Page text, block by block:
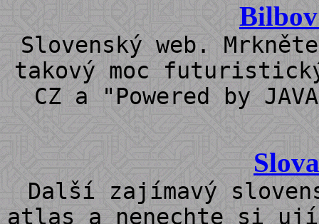
Slovenský web.
takový moc
CZ a "Powered by
Další zajímavý
atlas a nenechte si